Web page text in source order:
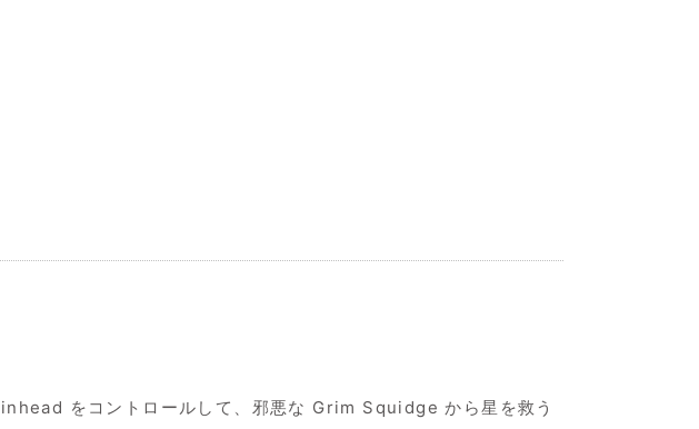
をコントロールして、邪悪な Grim Squidge から星を救う